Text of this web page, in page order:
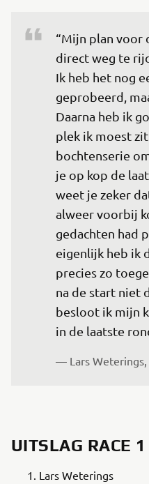
“Mijn plan voor
direct weg te
Ik heb het nog
geprobeerd,
Daarna heb ik
plek ik moest
bochtenserie
je op kop de
weet je zeker
alweer voorbij
gedachten had
eigenlijk heb ik
precies zo
na de start niet
besloot ik mijn
in de laatste
— Lars Weterings,
UITSLAG RACE 1
Lars Weterings